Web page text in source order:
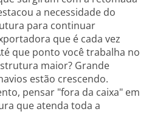
a necessidade do
para continuar
que é cada vez
que ponto você trabalha no
maior? Grande
estão crescendo.
pensar "fora da caixa" em
que atenda toda a